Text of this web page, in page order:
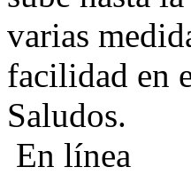
varias
facilidad en
Saludos.
En línea